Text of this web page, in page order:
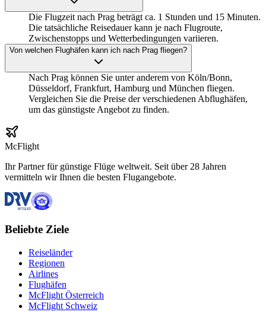
Die Flugzeit nach Prag beträgt ca. 1 Stunden und 15 Minuten.
Die tatsächliche Reisedauer kann je nach Flugroute,
Zwischenstopps und Wetterbedingungen variieren.
Von welchen Flughäfen kann ich nach Prag fliegen?
Nach Prag können Sie unter anderem von Köln/Bonn,
Düsseldorf, Frankfurt, Hamburg und München fliegen.
Vergleichen Sie die Preise der verschiedenen Abflughäfen,
um das günstigste Angebot zu finden.
McFlight
Ihr Partner für günstige Flüge weltweit. Seit über 28 Jahren
vermitteln wir Ihnen die besten Flugangebote.
Beliebte Ziele
Reiseländer
Regionen
Airlines
Flughäfen
McFlight Österreich
McFlight Schweiz